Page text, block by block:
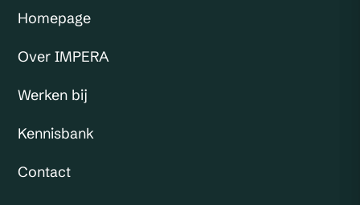
Homepage
Over IMPERA
Werken bij
Kennisbank
Contact